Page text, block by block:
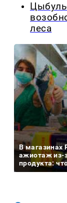
леса
В магазинах
ажиотаж из-
продукта: